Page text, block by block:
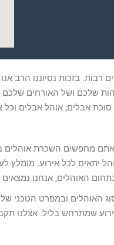
בזכות נסיוננו הרב
שלכם ושל האורחים שלכם
אבלים, אוהל אבלים וכל
אתם מחפשים השכרת אוהלים
יתאים לכל אירוע. מומלץ
האוהלים, אנחנו
האוהלים ובמפרט הטכני
שמתרחש בליל. אצלנו